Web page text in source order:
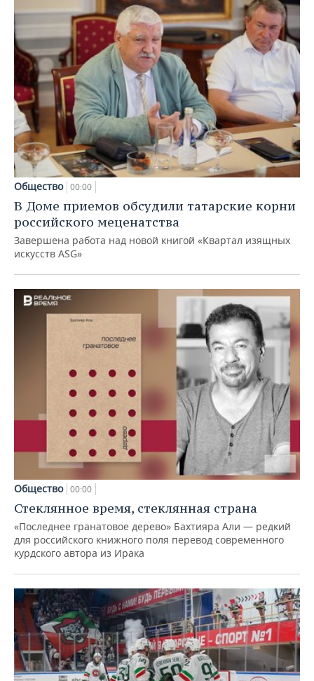
Общество 00:00
В Доме приемов обсудили татарские корни
российского меценатства
Завершена работа над новой книгой «Квартал изящных
искусств ASG»
Общество 00:00
Стеклянное время, стеклянная страна
«Последнее гранатовое дерево» Бахтияра Али — редкий
для российского книжного поля перевод современного
курдского автора из Ирака